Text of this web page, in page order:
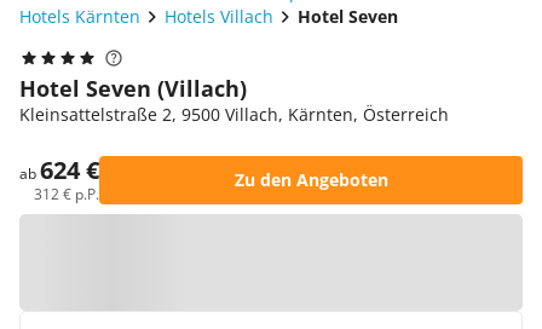
Hotels Kärnten
Hotels Villach Hotel Seven
Hotel Seven (Villach)
Kleinsattelstraße 2, 9500 Villach, Kärnten, Österreich
ab624 €
312 € p.P.
Zu den Angeboten